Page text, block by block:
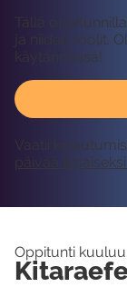
Tällä
ja niiden roolit.
käytännössä!
Vaatii
päivää
Oppitunti